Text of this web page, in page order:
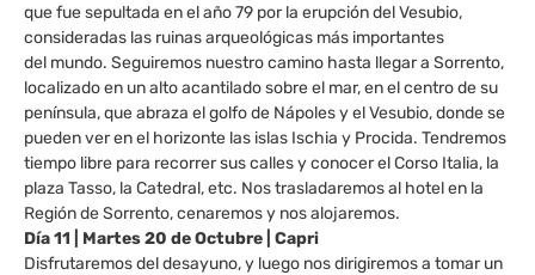
que fue sepultada en el año 79 por la erupción del Vesubio,
consideradas las ruinas arqueológicas más importantes
del mundo. Seguiremos nuestro camino hasta llegar a Sorrento,
localizado en un alto acantilado sobre el mar, en el centro de su
península, que abraza el golfo de Nápoles y el Vesubio, donde se
pueden ver en el horizonte las islas Ischia y Procida. Tendremos
tiempo libre para recorrer sus calles y conocer el Corso Italia, la
plaza Tasso, la Catedral, etc. Nos trasladaremos al hotel en la
Región de Sorrento, cenaremos y nos alojaremos.
Día 11 | Martes 20 de Octubre | Capri
Disfrutaremos del desayuno, y luego nos dirigiremos a tomar un